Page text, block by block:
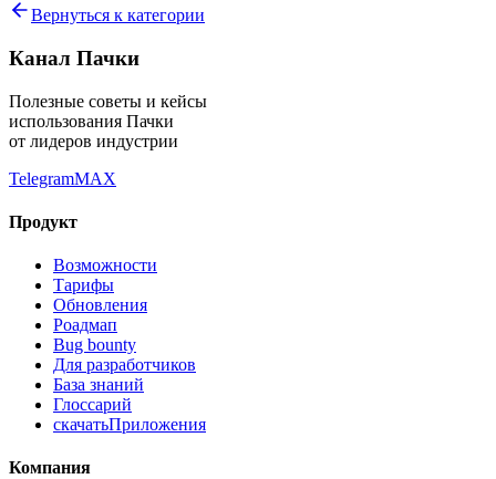
Вернуться к категории
Канал Пачки
Полезные советы и кейсы
использования Пачки
от лидеров индустрии
TelegramMAX
Продукт
Возможности
Тарифы
Обновления
Роадмап
Bug bounty
Для разработчиков
База знаний
Глоссарий
скачатьПриложения
Компания